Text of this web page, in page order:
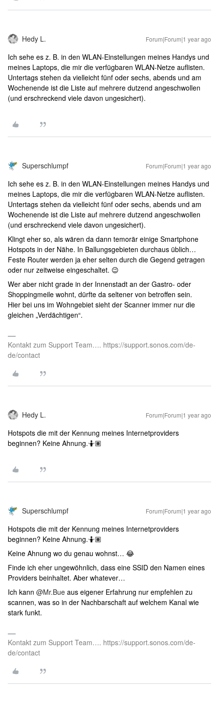
Hedy L. Forum|Forum|1 year ago
Ich sehe es z. B. in den WLAN-Einstellungen meines Handys und
meines Laptops, die mir die verfügbaren WLAN-Netze auflisten.
Untertags stehen da vielleicht fünf oder sechs, abends und am
Wochenende ist die Liste auf mehrere dutzend angeschwollen
(und erschreckend viele davon ungesichert).
Superschlumpf Forum|Forum|1 year ago
Ich sehe es z. B. in den WLAN-Einstellungen meines Handys und
meines Laptops, die mir die verfügbaren WLAN-Netze auflisten.
Untertags stehen da vielleicht fünf oder sechs, abends und am
Wochenende ist die Liste auf mehrere dutzend angeschwollen
(und erschreckend viele davon ungesichert).
Klingt eher so, als wären da dann temorär einige Smartphone
Hotspots in der Nähe. In Ballungsgebieten durchaus üblich…
Feste Router werden ja eher selten durch die Gegend getragen
oder nur zeitweise eingeschaltet. 😉
Wer aber nicht grade in der Innenstadt an der Gastro- oder
Shoppingmeile wohnt, dürfte da seltener von betroffen sein.
Hier bei uns im Wohngebiet sieht der Scanner immer nur die
gleichen „Verdächtigen“.
Kontakt zum Support Team…. https://support.sonos.com/de-
de/contact
Hedy L. Forum|Forum|1 year ago
Hotspots die mit der Kennung meines Internetproviders
beginnen? Keine Ahnung.🤷🏽
Superschlumpf Forum|Forum|1 year ago
Hotspots die mit der Kennung meines Internetproviders
beginnen? Keine Ahnung.🤷🏽
Keine Ahnung wo du genau wohnst… 😂
Finde ich eher ungewöhnlich, dass eine SSID den Namen eines
Providers beinhaltet. Aber whatever…
Ich kann ​ @Mr.Bue aus eigener Erfahrung nur empfehlen zu
scannen, was so in der Nachbarschaft auf welchem Kanal wie
stark funkt.
Kontakt zum Support Team…. https://support.sonos.com/de-
de/contact